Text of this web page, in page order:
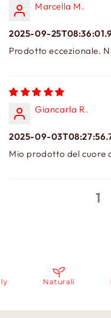
Marcella M.
2025-09-
Prodotto eccezionale.
Giancarla R.
2025-09-
Mio prodotto del cuore
1
Naturali